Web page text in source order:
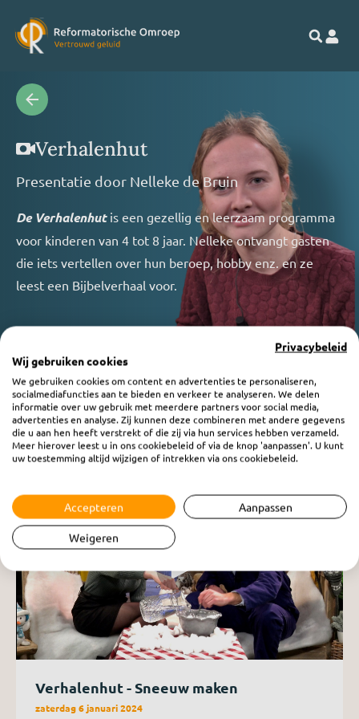
Verhalenhut
Presentatie door Nelleke de Bruin
De Verhalenhutis een gezellig en leerzaam programma
voor kinderen van 4 tot 8 jaar. Nelleke ontvangt gasten
die iets vertellen over hun beroep, hobby enz. en ze
leest een Bijbelverhaal voor.
Stuur een verzoekje
Verhalenhut - Sneeuw maken
zaterdag 6 januari 2024
Privacybeleid
Wij gebruiken cookies
We gebruiken cookies om content en advertenties te personaliseren,
socialmediafuncties aan te bieden en verkeer te analyseren. We delen
informatie over uw gebruik met meerdere partners voor social media,
advertenties en analyse. Zij kunnen deze combineren met andere gegevens
die u aan hen heeft verstrekt of die zij via hun services hebben verzameld.
Meer hierover leest u in ons cookiebeleid of via de knop 'aanpassen'. U kunt
uw toestemming altijd wijzigen of intrekken via ons cookiebeleid.
Accepteren Aanpassen
Weigeren